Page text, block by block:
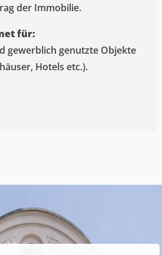
der Immobilie.
für:
gewerblich genutzte Objekte
Hotels etc.).